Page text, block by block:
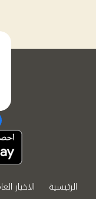
الرئيسية الاخبار